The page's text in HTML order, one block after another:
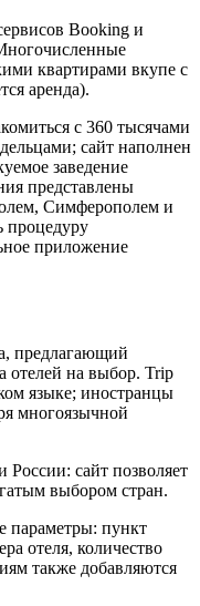
Booking и
квартирами вкупе с
аренда).
с 360 тысячами
сайт наполнен
заведение
представлены
Симферополем и
процедуру
приложение
предлагающий
отелей на выбор. Trip
языке; иностранцы
многоязычной
России: сайт позволяет
выбором стран.
параметры: пункт
отеля, количество
также добавляются